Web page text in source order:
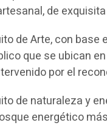
de
Arte, con base
que se ubican
por el
naturaleza y
energético